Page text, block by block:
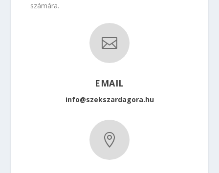
számára.

EMAIL
info@szekszardagora.hu
